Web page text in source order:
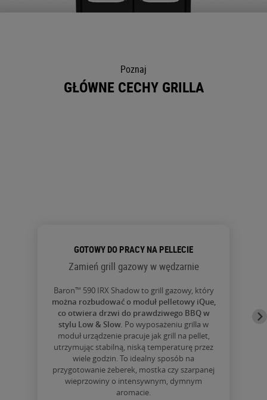
Poznaj
GŁÓWNE CECHY GRILLA
GOTOWY DO PRACY NA PELLECIE
Baron™ 590 IRX Shadow to grill gazowy, który
można rozbudować o moduł pelletowy iQue,
co otwiera drzwi do prawdziwego BBQ w
stylu Low & Slow. Po wyposażeniu grilla w
moduł urządzenie pracuje jak grill na pellet,
utrzymując stabilną, niską temperaturę przez
wiele godzin. To idealny sposób na
przygotowanie żeberek, mostka czy szarpanej
wieprzowiny o intensywnym, dymnym